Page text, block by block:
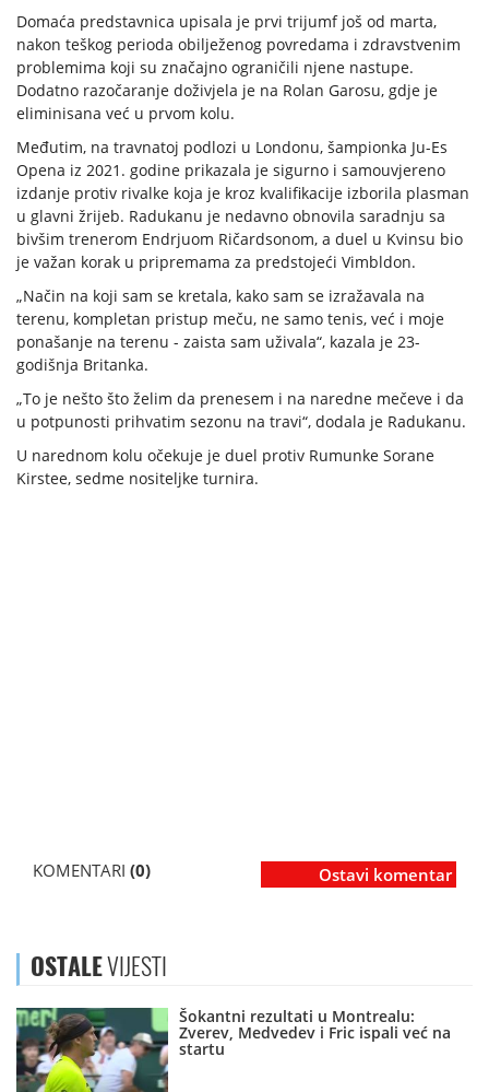
Domaća predstavnica upisala je prvi trijumf još od marta,
nakon teškog perioda obilježenog povredama i zdravstvenim
problemima koji su značajno ograničili njene nastupe.
Dodatno razočaranje doživjela je na Rolan Garosu, gdje je
eliminisana već u prvom kolu.
Međutim, na travnatoj podlozi u Londonu, šampionka Ju-Es
Opena iz 2021. godine prikazala je sigurno i samouvjereno
izdanje protiv rivalke koja je kroz kvalifikacije izborila plasman
u glavni žrijeb. Radukanu je nedavno obnovila saradnju sa
bivšim trenerom Endrjuom Ričardsonom, a duel u Kvinsu bio
je važan korak u pripremama za predstojeći Vimbldon.
„Način na koji sam se kretala, kako sam se izražavala na
terenu, kompletan pristup meču, ne samo tenis, već i moje
ponašanje na terenu - zaista sam uživala“, kazala je 23-
godišnja Britanka.
„To je nešto što želim da prenesem i na naredne mečeve i da
u potpunosti prihvatim sezonu na travi“, dodala je Radukanu.
U narednom kolu očekuje je duel protiv Rumunke Sorane
Kirstee, sedme nositeljke turnira.
KOMENTARI (0) Ostavi komentar
OSTALEVIJESTI
Šokantni rezultati u Montrealu:
Zverev, Medvedev i Fric ispali već na
startu